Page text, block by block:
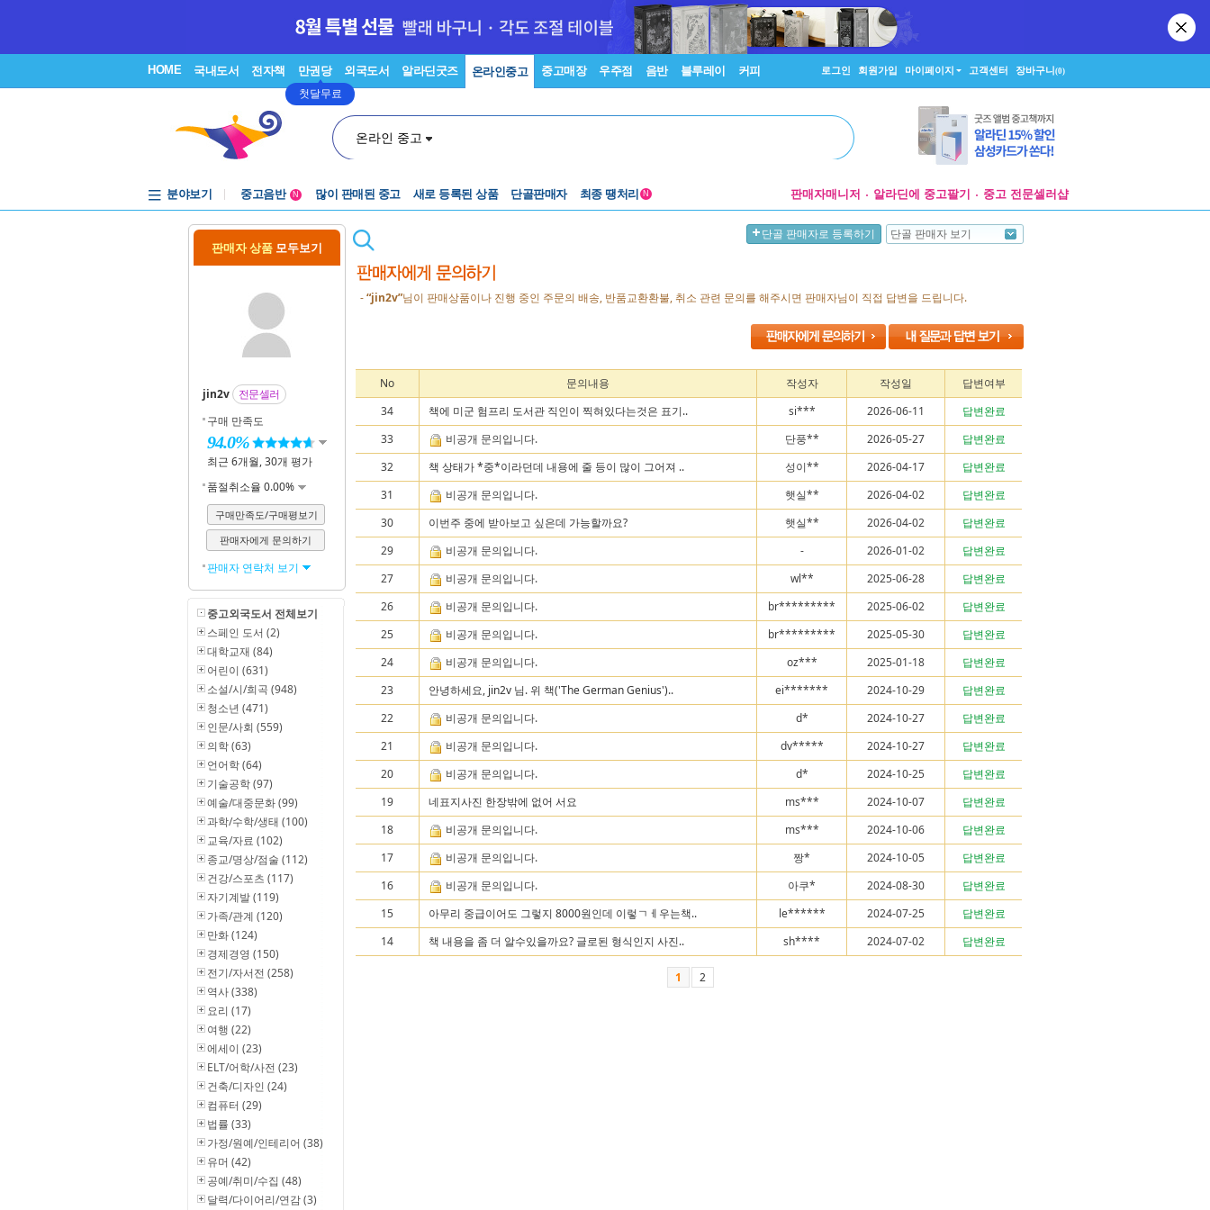
HOME 국내도서 전자책 만권당
첫달무료
외국도서 알라딘굿즈 온라인중고 중고매장 우주점 음반 블루레이 커피 로그인 회원가입 마이페이지 고객센터 장바구니(0)
온라인 중고
분야보기
중고음반
중고음반
N 많이 판매된 중고 새로 등록된 상품 단골판매자 최종 땡처리 N 판매자매니저 알라딘에 중고팔기 중고 전문셀러샵
판매자 상품 모두보기
jin2v
전문셀러
구매 만족도
94.0%
최근 6개월, 30개 평가
품절취소율 0.00%
구매만족도/구매평보기
판매자에게 문의하기
판매자 연락처 보기
중고외국도서 전체보기
스페인 도서 (2)
대학교재 (84)
어린이 (631)
소설/시/희곡 (948)
청소년 (471)
인문/사회 (559)
의학 (63)
언어학 (64)
기술공학 (97)
예술/대중문화 (99)
과학/수학/생태 (100)
교육/자료 (102)
종교/명상/점술 (112)
건강/스포츠 (117)
자기계발 (119)
가족/관계 (120)
만화 (124)
경제경영 (150)
전기/자서전 (258)
역사 (338)
요리 (17)
여행 (22)
에세이 (23)
ELT/어학/사전 (23)
건축/디자인 (24)
컴퓨터 (29)
법률 (33)
가정/원예/인테리어 (38)
유머 (42)
공예/취미/수집 (48)
달력/다이어리/연감 (3)
단골 판매자로 등록하기 단골 판매자 보기
-“jin2v”님이 판매상품이나 진행 중인 주문의 배송, 반품교환환불, 취소 관련 문의를 해주시면 판매자님이 직접 답변을 드립니다.
No 문의내용 작성자 작성일
답변여부
34
책에 미군 험프리 도서관 직인이 찍혀있다는것은 표기.. si*** 2026-06-11
답변완료
33
비공개 문의입니다. 단풍** 2026-05-27
답변완료
32
책 상태가 *중*이라던데 내용에 줄 등이 많이 그어져 .. 성이** 2026-04-17
답변완료
31
비공개 문의입니다. 햇실** 2026-04-02
답변완료
30
이번주 중에 받아보고 싶은데 가능할까요? 햇실** 2026-04-02
답변완료
29
비공개 문의입니다. - 2026-01-02
답변완료
27
비공개 문의입니다. wl** 2025-06-28
답변완료
26
비공개 문의입니다. br********* 2025-06-02
답변완료
25
비공개 문의입니다. br********* 2025-05-30
답변완료
24
비공개 문의입니다. oz*** 2025-01-18
답변완료
23
안녕하세요, jin2v 님. 위 책('The German Genius').. ei******* 2024-10-29
답변완료
22
비공개 문의입니다. d* 2024-10-27
답변완료
21
비공개 문의입니다. dv***** 2024-10-27
답변완료
20
비공개 문의입니다. d* 2024-10-25
답변완료
19
네표지사진 한장밖에 없어 서요 ms*** 2024-10-07
답변완료
18
비공개 문의입니다. ms*** 2024-10-06
답변완료
17
비공개 문의입니다. 짱* 2024-10-05
답변완료
16
비공개 문의입니다. 아쿠* 2024-08-30
답변완료
15
아무리 중급이어도 그렇지 8000원인데 이렇ㄱㅔ우는책.. le****** 2024-07-25
답변완료
14
책 내용을 좀 더 알수있을까요? 글로된 형식인지 사진.. sh**** 2024-07-02 답변완료
1 2